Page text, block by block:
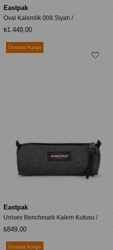
Eastpak
Oval Kalemlik 008 Siyah /
₺1.449,00
Eastpak
Unisex Benchmark Kalem Kutusu /
₺849,00
Ücretsiz Kargo
Ücretsiz Kargo